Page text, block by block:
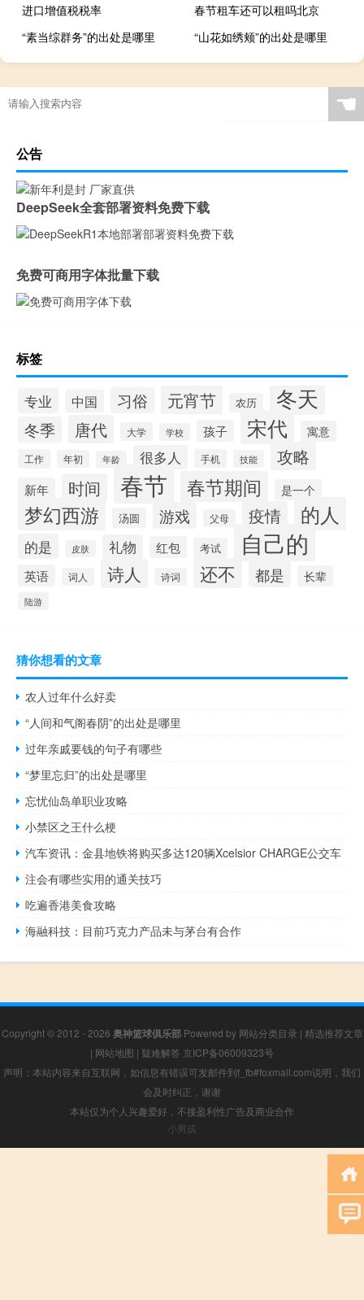
进口增值税税率
春节租车还可以租吗北京
“素当综群务”的出处是哪里
“山花如绣颊”的出处是哪里
☚
公告
DeepSeek全套部署资料免费下载
免费可商用字体批量下载
标签
专业 中国 习俗 元宵节 农历 冬天
冬季 唐代 大学 学校 孩子 宋代 寓意
工作 年初 年龄 很多人 手机 技能 攻略
新年 时间 春节 春节期间 是一个
梦幻西游 汤圆 游戏 父母 疫情 的人
的是 皮肤 礼物 红包 考试 自己的
英语 词人 诗人 诗词 还不 都是 长辈
陆游
猜你想看的文章
农人过年什么好卖
“人间和气阁春阴”的出处是哪里
过年亲戚要钱的句子有哪些
“梦里忘归”的出处是哪里
忘忧仙岛单职业攻略
小禁区之王什么梗
汽车资讯：金县地铁将购买多达120辆Xcelsior CHARGE公交车
注会有哪些实用的通关技巧
吃遍香港美食攻略
海融科技：目前巧克力产品未与茅台有合作
Copyright © 2012 - 2026 奥神篮球俱乐部Powered by 网站分类目录 | 精选推荐文章
| 网站地图 | 疑难解答 京ICP备06009323号
声明：本站内容来自互联网，如信息有错误可发邮件到f_fb#foxmail.com说明，我们
会及时纠正，谢谢
本站仅为个人兴趣爱好，不接盈利性广告及商业合作
小男孩